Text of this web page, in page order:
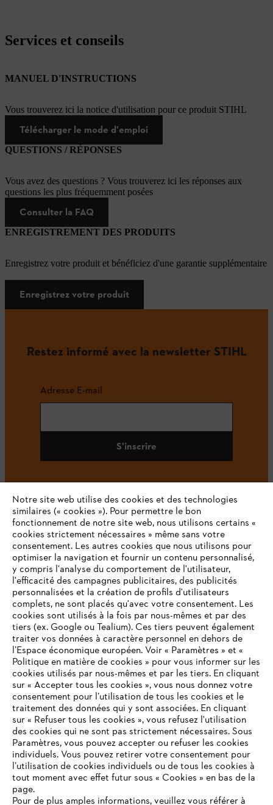
Services et conseils
MANUEL D'INSTRUCTIONS
Vous trouverez ici la notice d'utilisation pour ce produit STIHL
Télécharger le mode d'emploi
QUESTIONS / RÉPONSES
Vous avez des questions ? Vous trouverez ici les réponses aux
questions les plus fréquemment posées
Consulter la FAQ
ENREGISTREMENT DES PRODUITS
Enregistrez votre produit et bénéficiez d'une garantie supplémentaire
Enregistrez votre produit
Restez informé avec la newsletter STIHL
Adresse E-mail
S'inscrire
#STIHL
L'Entreprise
STIHL FAQ
Contact
Politique de protection des données
VOTRE NAVIGATEUR INTERNET
N'EST PLUS PRIS EN CHARGE
Vous utilisez un navigateur Internet que nous ne prenons plus
en charge, et certaines fonctionnalités de notre site ne
peuvent fonctionner correctement. Pour une utilisation
optimale de notre site, nous vous recommandons de passer à
Notre site web utilise des cookies et des technologies
similaires (« cookies »). Pour permettre le bon
fonctionnement de notre site web, nous utilisons certains «
cookies strictement nécessaires » même sans votre
consentement. Les autres cookies que nous utilisons pour
optimiser la navigation et fournir un contenu personnalisé,
y compris l'analyse du comportement de l'utilisateur,
l'efficacité des campagnes publicitaires, des publicités
personnalisées et la création de profils d'utilisateurs
complets, ne sont placés qu'avec votre consentement. Les
cookies sont utilisés à la fois par nous-mêmes et par des
tiers (ex. Google ou Tealium). Ces tiers peuvent également
traiter vos données à caractère personnel en dehors de
l’Espace économique européen. Voir « Paramètres » et «
Politique en matière de cookies » pour vous informer sur les
cookies utilisés par nous-mêmes et par les tiers. En cliquant
sur « Accepter tous les cookies », vous nous donnez votre
consentement pour l’utilisation de tous les cookies et le
traitement des données qui y sont associées. En cliquant
sur « Refuser tous les cookies », vous refusez l'utilisation
des cookies qui ne sont pas strictement nécessaires. Sous
Paramètres, vous pouvez accepter ou refuser les cookies
individuels. Vous pouvez retirer votre consentement pour
l’utilisation de cookies individuels ou de tous les cookies à
tout moment avec effet futur sous « Cookies » en bas de la
page.
Pour de plus amples informations, veuillez vous référer à